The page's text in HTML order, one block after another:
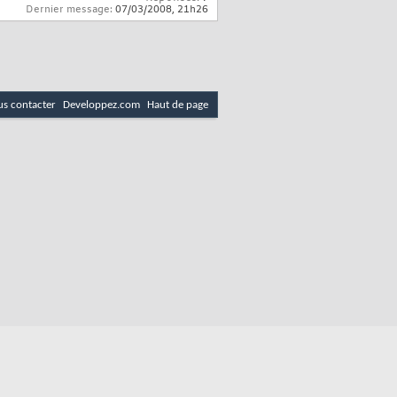
Dernier message: 07/03/2008, 21h26
contacter Developpez.com Haut de page